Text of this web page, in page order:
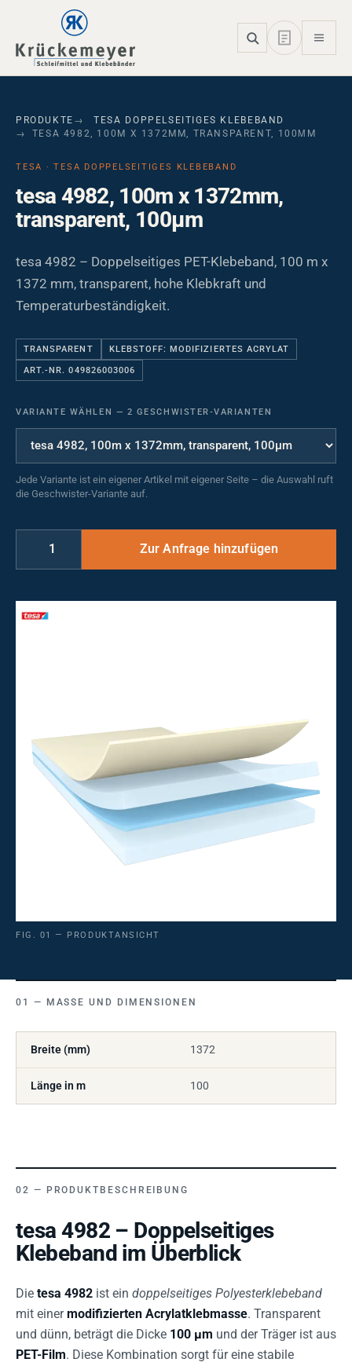
Skip to main navigation
Skip to main content
Skip to page footer
PRODUKTE
TESA DOPPELSEITIGES KLEBEBAND
TESA 4982, 100M X 1372MM, TRANSPARENT, 100ΜM
TESA · TESA DOPPELSEITIGES KLEBEBAND
tesa 4982, 100m x 1372mm,
transparent, 100µm
tesa 4982 – Doppelseitiges PET-Klebeband, 100 m x
1372 mm, transparent, hohe Klebkraft und
Temperaturbeständigkeit.
TRANSPARENT KLEBSTOFF: MODIFIZIERTES ACRYLAT
ART.-NR. 049826003006
VARIANTE WÄHLEN — 2 GESCHWISTER-VARIANTEN
Jede Variante ist ein eigener Artikel mit eigener Seite – die Auswahl ruft
die Geschwister-Variante auf.
FIG. 01 — PRODUKTANSICHT
MASSE UND DIMENSIONEN
Breite (mm) 1372
Länge in m 100
PRODUKTBESCHREIBUNG
tesa 4982 – Doppelseitiges
Klebeband im Überblick
Die tesa 4982 ist ein doppelseitiges Polyesterklebeband
mit einermodifizierten Acrylatklebmasse. Transparent
und dünn, beträgt die Dicke 100 µm und der Träger ist aus
PET-Film. Diese Kombination sorgt für eine stabile